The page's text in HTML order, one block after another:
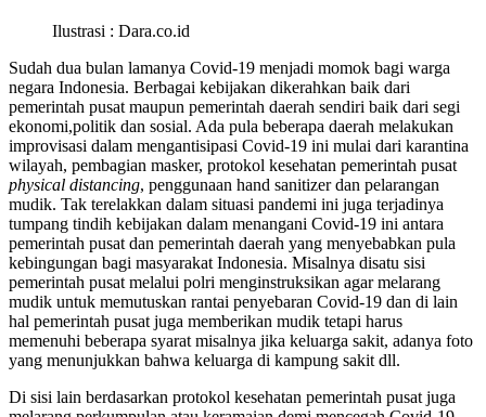
Ilustrasi : Dara.co.id
Sudah dua bulan lamanya Covid-19 menjadi momok bagi warga
negara Indonesia. Berbagai kebijakan dikerahkan baik dari
pemerintah pusat maupun pemerintah daerah sendiri baik dari segi
ekonomi,politik dan sosial. Ada pula beberapa daerah melakukan
improvisasi dalam mengantisipasi Covid-19 ini mulai dari karantina
wilayah, pembagian masker, protokol kesehatan pemerintah pusat
physical distancing, penggunaan hand sanitizer dan pelarangan
mudik. Tak terelakkan dalam situasi pandemi ini juga terjadinya
tumpang tindih kebijakan dalam menangani Covid-19 ini antara
pemerintah pusat dan pemerintah daerah yang menyebabkan pula
kebingungan bagi masyarakat Indonesia. Misalnya disatu sisi
pemerintah pusat melalui polri menginstruksikan agar melarang
mudik untuk memutuskan rantai penyebaran Covid-19 dan di lain
hal pemerintah pusat juga memberikan mudik tetapi harus
memenuhi beberapa syarat misalnya jika keluarga sakit, adanya foto
yang menunjukkan bahwa keluarga di kampung sakit dll.
Di sisi lain berdasarkan protokol kesehatan pemerintah pusat juga